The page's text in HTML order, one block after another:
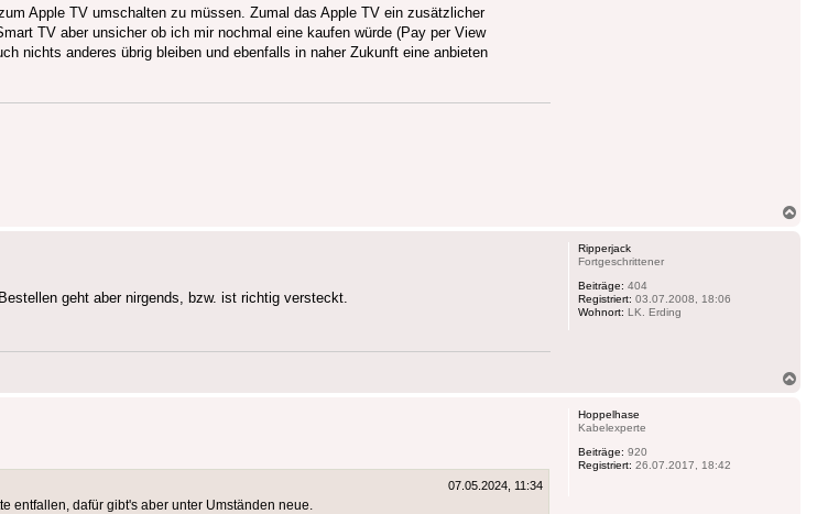
Apple TV umschalten zu müssen. Zumal das Apple TV ein zusätzlicher
TV aber unsicher ob ich mir nochmal eine kaufen würde (Pay per View
nichts anderes übrig bleiben und ebenfalls in naher Zukunft eine anbieten
Ripperjack
Fortgeschrittener
Beiträge: 404
Registriert: 03.07.2008, 18:06
Wohnort: LK. Erding
geht aber nirgends, bzw. ist richtig versteckt.
Hoppelhase
Kabelexperte
Beiträge: 920
Registriert: 26.07.2017, 18:42
07.05.2024, 11:34
entfallen, dafür gibt's aber unter Umständen neue.